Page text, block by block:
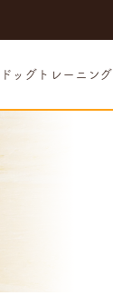
ドッグトレーニング